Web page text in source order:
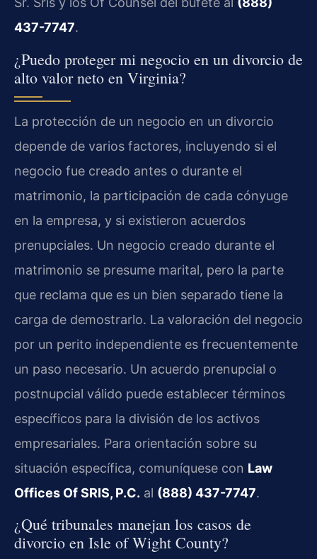
437-7747.
¿Puedo proteger mi negocio en un divorcio de
alto valor neto en Virginia?
La protección de un negocio en un divorcio
depende de varios factores, incluyendo si el
negocio fue creado antes o durante el
matrimonio, la participación de cada cónyuge
en la empresa, y si existieron acuerdos
prenupciales. Un negocio creado durante el
matrimonio se presume marital, pero la parte
que reclama que es un bien separado tiene la
carga de demostrarlo. La valoración del negocio
por un perito independiente es frecuentemente
un paso necesario. Un acuerdo prenupcial o
postnupcial válido puede establecer términos
específicos para la división de los activos
empresariales. Para orientación sobre su
situación específica, comuníquese con Law
Offices Of SRIS, P.C. al (888) 437-7747.
¿Qué tribunales manejan los casos de
divorcio en Isle of Wight County?